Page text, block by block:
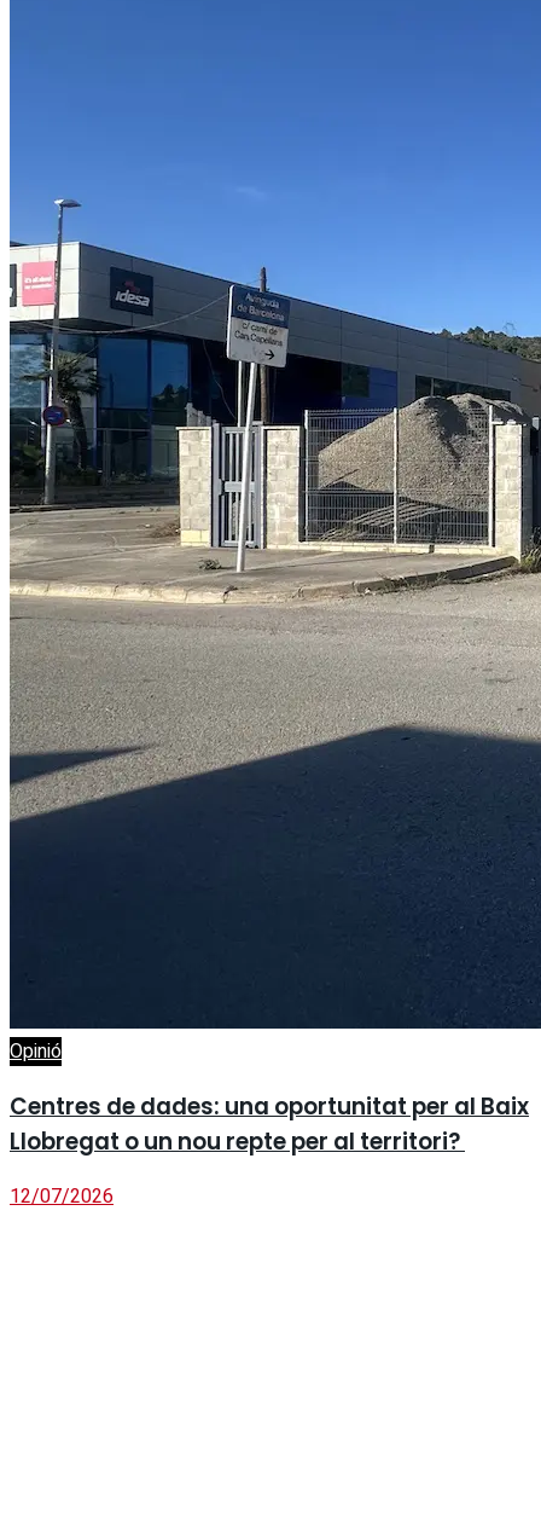
Opinió
Centres de dades: una oportunitat per al Baix
Llobregat o un nou repte per al territori?
12/07/2026